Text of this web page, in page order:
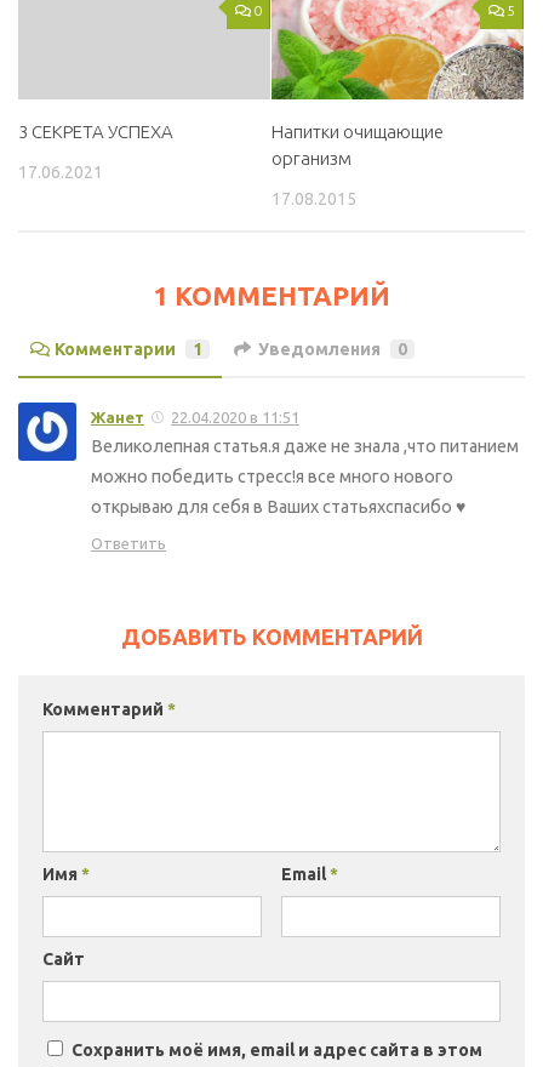
0
3 СЕКРЕТА УСПЕХА
17.06.2021
5
Напитки очищающие
организм
17.08.2015
1 КОММЕНТАРИЙ
Комментарии 1 Уведомления 0
Жанет 22.04.2020 в 11:51
Великолепная статья.я даже не знала ,что питанием
можно победить стресс!я все много нового
открываю для себя в Ваших статьяхспасибо ♥️
Ответить
ДОБАВИТЬ КОММЕНТАРИЙ
Комментарий *
Имя * Email*
Сайт
Сохранить моё имя, email и адрес сайта в этом